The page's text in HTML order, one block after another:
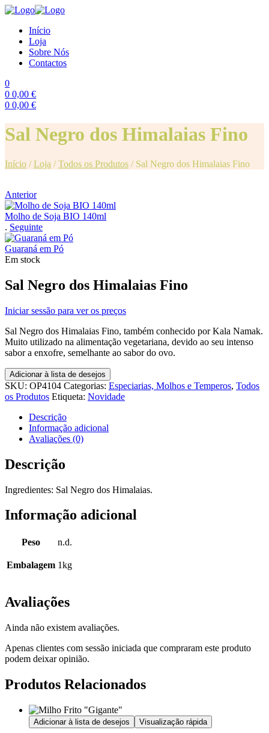
Início
Loja
Sobre Nós
Contactos
0
0 0,00 €
0 0,00 €
Sal Negro dos Himalaias Fino
Início /Loja /Todos os Produtos / Sal Negro dos Himalaias Fino
Anterior
Molho de Soja BIO 140ml
. Seguinte
Guaraná em Pó
Em stock
Sal Negro dos Himalaias Fino
Iniciar sessão para ver os preços
Sal Negro dos Himalaias Fino, também conhecido por Kala Namak.
Muito utilizado na alimentação vegetariana, devido ao seu intenso
sabor a enxofre, semelhante ao sabor do ovo.
Adicionar à lista de desejos
SKU: OP4104 Categorias: Especiarias, Molhos e Temperos, Todos
os Produtos Etiqueta: Novidade
Descrição
Informação adicional
Avaliações (0)
Descrição
Ingredientes: Sal Negro dos Himalaias.
Informação adicional
Peso n.d.
Embalagem 1kg
Avaliações
Ainda não existem avaliações.
Apenas clientes com sessão iniciada que compraram este produto
podem deixar opinião.
Produtos Relacionados
Adicionar à lista de desejos Visualização rápida